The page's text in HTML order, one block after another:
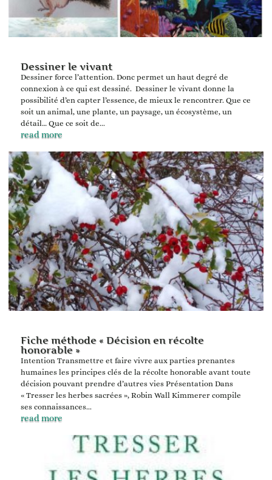
Dessiner le vivant
Dessiner force l’attention. Donc permet un haut degré de
connexion à ce qui est dessiné. Dessiner le vivant donne la
possibilité d’en capter l’essence, de mieux le rencontrer. Que ce
soit un animal, une plante, un paysage, un écosystème, un
détail… Que ce soit de...
read more
Fiche méthode « Décision en récolte
honorable »
Intention Transmettre et faire vivre aux parties prenantes
humaines les principes clés de la récolte honorable avant toute
décision pouvant prendre d’autres vies Présentation Dans
« Tresser les herbes sacrées », Robin Wall Kimmerer compile
ses connaissances...
read more